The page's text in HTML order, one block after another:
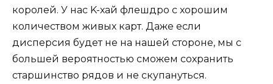
королей. У нас K-хай флешдро с хорошим
количеством живых карт. Даже если
дисперсия будет не на нашей стороне, мы с
большей вероятностью сможем сохранить
старшинство рядов и не скупануться.